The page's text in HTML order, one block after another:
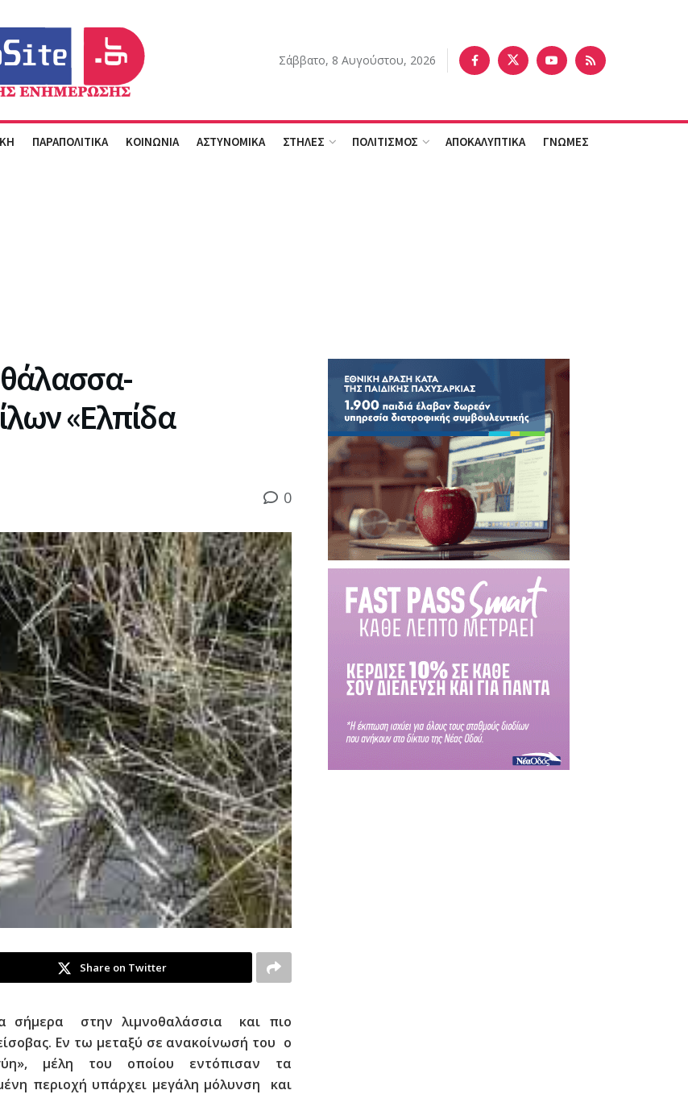
Σάββατο, 8 Αυγούστου, 2026
ΠΑΡΑΠΟΛΙΤΙΚΑ ΚΟΙΝΩΝΙΑ ΑΣΤΥΝΟΜΙΚΑ ΣΤΗΛΕΣ ΠΟΛΙΤΙΣΜΟΣ ΑΠΟΚΑΛΥΠΤΙΚΑ ΓΝΩΜΕΣ
«Ελπίδα
0
Share on Twitter
σήμερα στην λιμνοθαλάσσια και πιο
Εν τω μεταξύ σε ανακοίνωσή του ο
μέλη του οποίου εντόπισαν τα
περιοχή υπάρχει μεγάλη μόλυνση και